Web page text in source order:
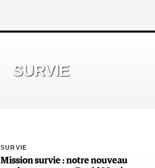
SURVIE
SURVIE
Mission survie : notre nouveau